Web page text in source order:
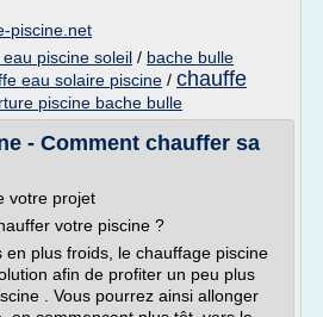
piscine.net
piscine soleil / bache bulle
eau solaire piscine / chauffe
piscine bache bulle
- Comment chauffer sa
votre projet
votre piscine ?
en plus froids, le chauffage piscine
afin de profiter un peu plus
. Vous pourrez ainsi allonger